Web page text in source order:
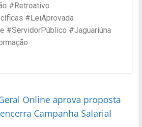
#Retroativo
#LeiAprovada
#ServidorPúblico #Jaguariúna
Online aprova proposta
Campanha Salarial